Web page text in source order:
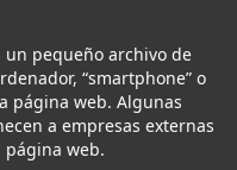
un pequeño archivo de
“smartphone” o
página web. Algunas
a empresas externas
web.